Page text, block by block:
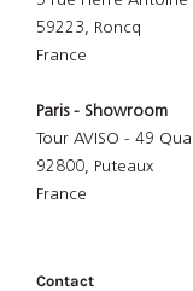
59223, Roncq
France
Paris - Showroom
Tour AVISO - 49
92800, Puteaux
France
Contact